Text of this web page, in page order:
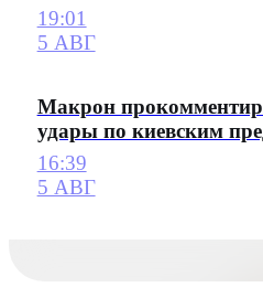
19:01
5 АВГ
Макрон
удары по киевским
16:39
5 АВГ